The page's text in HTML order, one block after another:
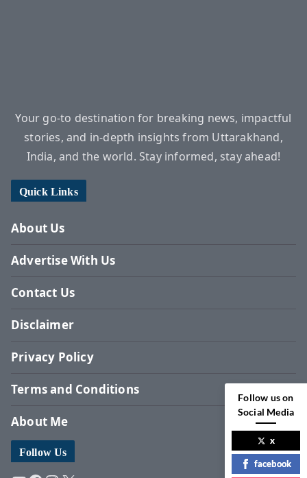
Your go-to destination for breaking news, impactful
stories, and in-depth insights from Uttarakhand,
India, and the world. Stay informed, stay ahead!
Quick Links
About Us
Advertise With Us
Contact Us
Disclaimer
Privacy Policy
Terms and Conditions
About Me
Follow Us
Follow us on
Social Media
x
facebook